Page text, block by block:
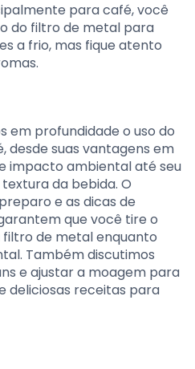
para café, você
do filtro de metal para
a frio, mas fique atento
em profundidade o uso do
desde suas vantagens em
impacto ambiental até seu
da bebida. O
e as dicas de
que você tire o
de metal enquanto
Também discutimos
e ajustar a moagem para
deliciosas receitas para